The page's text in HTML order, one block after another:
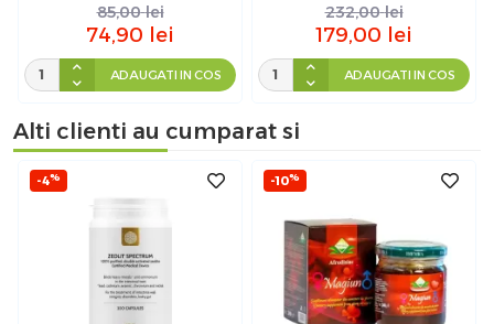
85,00 lei
74,90 lei
ADAUGATI IN COS
232,00 lei
179,00 lei
ADAUGATI IN COS
Alti clienti au cumparat si
-4% -10%